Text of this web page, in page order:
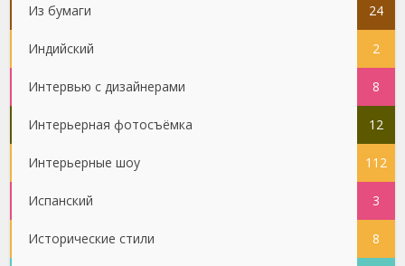
Из бумаги 24
Индийский 2
Интервью с дизайнерами 8
Интерьерная фотосъёмка 12
Интерьерные шоу 112
Испанский 3
Исторические стили 8